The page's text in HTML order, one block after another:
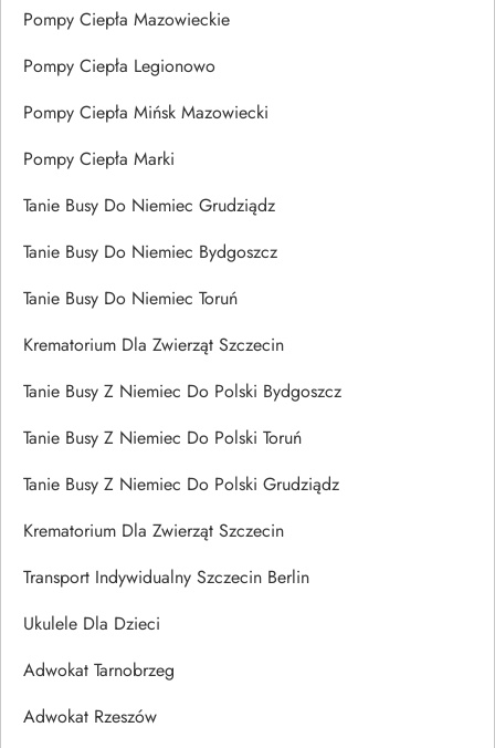
Pompy Ciepła Mazowieckie
Pompy Ciepła Legionowo
Pompy Ciepła Mińsk Mazowiecki
Pompy Ciepła Marki
Tanie Busy Do Niemiec Grudziądz
Tanie Busy Do Niemiec Bydgoszcz
Tanie Busy Do Niemiec Toruń
Krematorium Dla Zwierząt Szczecin
Tanie Busy Z Niemiec Do Polski Bydgoszcz
Tanie Busy Z Niemiec Do Polski Toruń
Tanie Busy Z Niemiec Do Polski Grudziądz
Krematorium Dla Zwierząt Szczecin
Transport Indywidualny Szczecin Berlin
Ukulele Dla Dzieci
Adwokat Tarnobrzeg
Adwokat Rzeszów